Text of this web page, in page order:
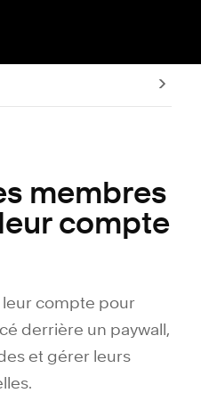
membres
compte
leur compte pour
derrière un paywall,
et gérer leurs